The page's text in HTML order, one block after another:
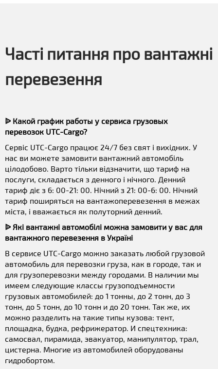
Часті питання про вантажні
перевезення
ᐉ Какой график работы у сервиса грузовых
перевозок UTC-Cargo?
Сервіс UTC-Cargo працює 24/7 без свят і вихідних. У
нас ви можете замовити вантажний автомобіль
цілодобово. Варто тільки відзначити, що тариф на
послуги, складається з денного і нічного. Денний
тариф діє з 6: 00-21: 00. Нічний з 21: 00-6: 00. Нічний
тариф поширяться на вантажоперевезення в межах
міста, і вважається як полуторний денний.
ᐉ Які вантажні автомобілі можна замовити у вас для
вантажного перевезення в Україні
В сервисе UTC-Cargo можно заказать любой грузовой
автомобиль для перевозки груза, как в городе, так и
для грузоперевозки между городами. В наличии мы
имеем следующие классы грузоподъемности
грузовых автомобилей: до 1 тонны, до 2 тонн, до 3
тонн, до 5 тонн, до 10 тонн и до 20 тонн. Так же, их
можно разделить на такие типы кузова: тент,
площадка, будка, рефрижератор. И спецтехника:
самосвал, пирамида, эвакуатор, манипулятор, трал,
цистерна. Многие из автомобилей оборудованы
гидробортом.